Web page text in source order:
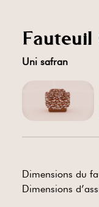
Fauteuil
Uni safran
Dimensions du
Dimensions